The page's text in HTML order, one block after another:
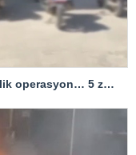
Hatay’da organize suç örgütüne yönelik operasyon… 5 zanlı tutuklandı